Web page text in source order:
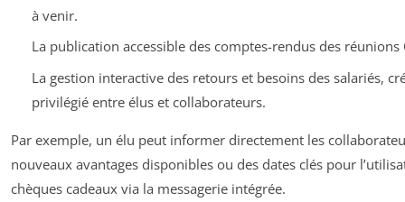
à venir.
La publication accessible des comptes-rendus des réunions
La gestion interactive des retours et besoins des salariés,
privilégié entre élus et collaborateurs.
Par exemple, un élu peut informer directement les
nouveaux avantages disponibles ou des dates clés pour
chèques cadeaux via la messagerie intégrée.